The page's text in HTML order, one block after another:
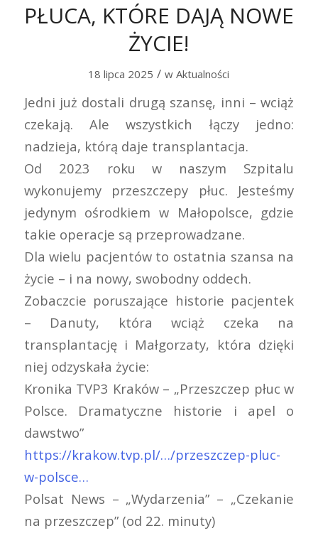
PŁUCA, KTÓRE DAJĄ NOWE
ŻYCIE!
18 lipca 2025 / wAktualności
Jedni już dostali drugą szansę, inni – wciąż
czekają. Ale wszystkich łączy jedno:
nadzieja, którą daje transplantacja.
Od 2023 roku w naszym Szpitalu
wykonujemy przeszczepy płuc. Jesteśmy
jedynym ośrodkiem w Małopolsce, gdzie
takie operacje są przeprowadzane.
Dla wielu pacjentów to ostatnia szansa na
życie – i na nowy, swobodny oddech.
Zobaczcie poruszające historie pacjentek
– Danuty, która wciąż czeka na
transplantację i Małgorzaty, która dzięki
niej odzyskała życie:
Kronika TVP3 Kraków – „Przeszczep płuc w
Polsce. Dramatyczne historie i apel o
dawstwo”
https://krakow.tvp.pl/…/przeszczep-pluc-
w-polsce…
Polsat News – „Wydarzenia” – „Czekanie
na przeszczep” (od 22. minuty)